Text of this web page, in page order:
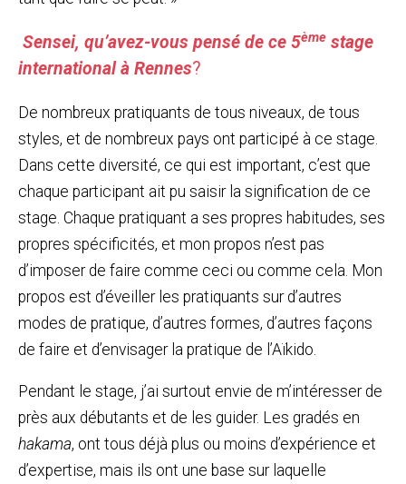
Sensei, qu’avez-vous pensé de ce 5ème stage
international à Rennes?
De nombreux pratiquants de tous niveaux, de tous
styles, et de nombreux pays ont participé à ce stage.
Dans cette diversité, ce qui est important, c’est que
chaque participant ait pu saisir la signification de ce
stage. Chaque pratiquant a ses propres habitudes, ses
propres spécificités, et mon propos n’est pas
d’imposer de faire comme ceci ou comme cela. Mon
propos est d’éveiller les pratiquants sur d’autres
modes de pratique, d’autres formes, d’autres façons
de faire et d’envisager la pratique de l’Aïkido.
Pendant le stage, j’ai surtout envie de m’intéresser de
près aux débutants et de les guider. Les gradés en
hakama, ont tous déjà plus ou moins d’expérience et
d’expertise, mais ils ont une base sur laquelle